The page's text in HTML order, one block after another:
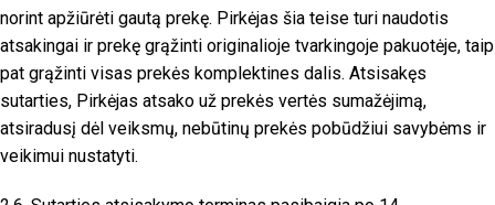
norint apžiūrėti gautą prekę. Pirkėjas šia teise turi naudotis
atsakingai ir prekę grąžinti originalioje tvarkingoje pakuotėje, taip
pat grąžinti visas prekės komplektines dalis. Atsisakęs
sutarties, Pirkėjas atsako už prekės vertės sumažėjimą,
atsiradusį dėl veiksmų, nebūtinų prekės pobūdžiui savybėms ir
veikimui nustatyti.